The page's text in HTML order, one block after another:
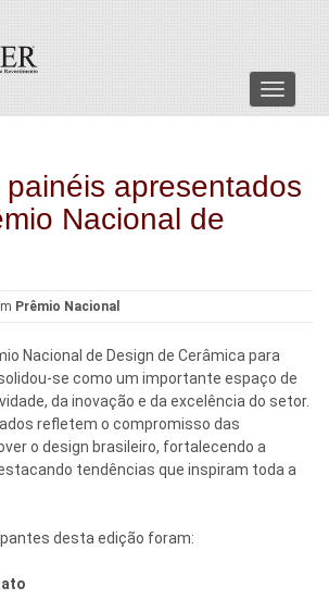
Menu
apresentados
Nacional de
Prêmio Nacional
Nacional de Design de Cerâmica para
se como um importante espaço de
da inovação e da excelência do setor.
refletem o compromisso das
o design brasileiro, fortalecendo a
tendências que inspiram toda a
desta edição foram: